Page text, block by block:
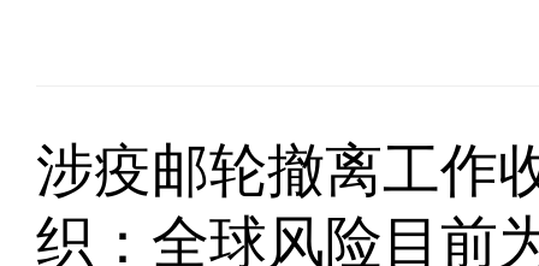
涉疫邮轮撤离工作
织：全球风险目前